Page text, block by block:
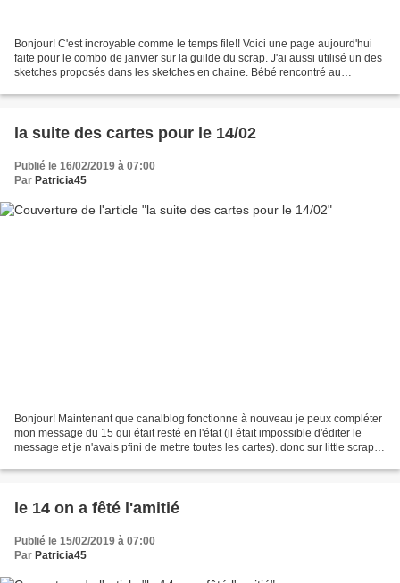
Bonjour! C'est incroyable comme le temps file!! Voici une page aujourd'hui
faite pour le combo de janvier sur la guilde du scrap. J'ai aussi utilisé un des
sketches proposés dans les sketches en chaine. Bébé rencontré au
la suite des cartes pour le 14/02
Publié le 16/02/2019 à 07:00
Par Patricia45
Bonjour! Maintenant que canalblog fonctionne à nouveau je peux compléter
mon message du 15 qui était resté en l'état (il était impossible d'éditer le
message et je n'avais pfini de mettre toutes les cartes). donc sur little scrap et
le 14 on a fêté l'amitié
Publié le 15/02/2019 à 07:00
Par Patricia45